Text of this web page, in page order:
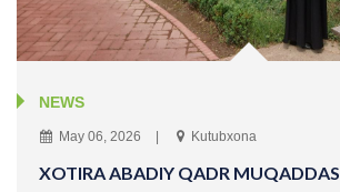
NEWS
May 06, 2026 Kutubxona
XOTIRA ABADIY QADR MUQADDAS